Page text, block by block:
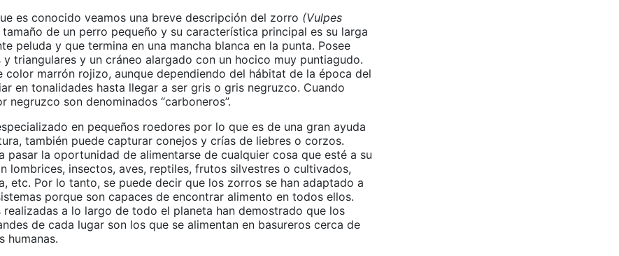
es conocido veamos una breve descripción del zorro (Vulpes
tamaño de un perro pequeño y su característica principal es su larga
peluda y que termina en una mancha blanca en la punta. Posee
y triangulares y un cráneo alargado con un hocico muy puntiagudo.
color marrón rojizo, aunque dependiendo del hábitat de la época del
en tonalidades hasta llegar a ser gris o gris negruzco. Cuando
negruzco son denominados “carboneros”.
en pequeños roedores por lo que es de una gran ayuda
también puede capturar conejos y crías de liebres o corzos.
pasar la oportunidad de alimentarse de cualquier cosa que esté a su
lombrices, insectos, aves, reptiles, frutos silvestres o cultivados,
etc. Por lo tanto, se puede decir que los zorros se han adaptado a
porque son capaces de encontrar alimento en todos ellos.
realizadas a lo largo de todo el planeta han demostrado que los
de cada lugar son los que se alimentan en basureros cerca de
humanas.